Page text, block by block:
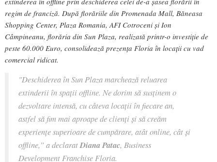
regim de franciză. După florăriile din Promenada Mall, Băneasa
Shopping Center, Plaza Romania, AFI Cotroceni și Ion
Câmpineanu, florăria din Sun Plaza, realizată printr-o investiție de
peste 60.000 Euro, consolidează prezența Floria în locații cu vad
comercial ridicat.
"Deschiderea în Sun Plaza marchează reluarea
extinderii în spații offline. Ne dorim să susținem o
dezvoltare intensă, cu câteva locații în fiecare an,
astfel să fim mai aproape de clienți și să creăm
experiențe superioare de cumpărare, atât online, cât și
offline,” a declaratDiana Patac, Business
Development Franchise Floria.